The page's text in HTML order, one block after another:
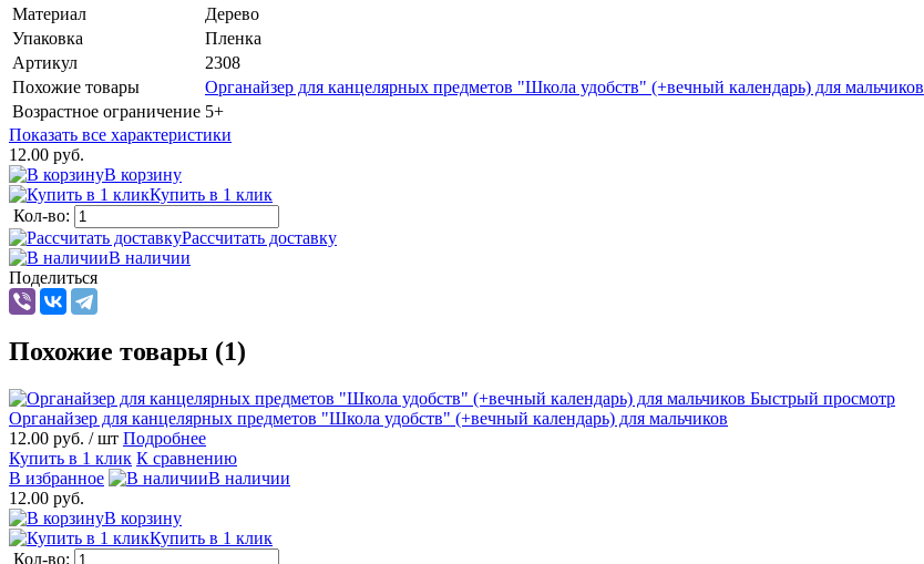
Материал
Дерево
Упаковка
Пленка
Артикул
2308
Похожие товары
Органайзер для канцелярных предметов "Школа удобств" (+вечный календарь) для мальчиков
Возрастное ограничение 5+
Показать все характеристики
12.00 руб.
В корзину
Купить в 1 клик
Кол-во:
Рассчитать доставку
В наличии
Поделиться
Похожие товары (1)
Быстрый просмотр
Органайзер для канцелярных предметов "Школа удобств" (+вечный календарь) для мальчиков
12.00 руб. / шт Подробнее
Купить в 1 клик К сравнению
В избранное
В наличии
12.00 руб.
В корзину
Купить в 1 клик
Кол-во: